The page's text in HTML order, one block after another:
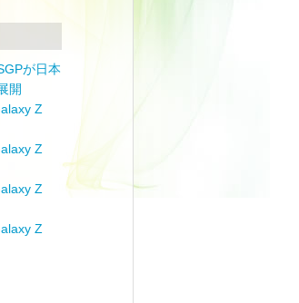
が日本
開
Z
Z
Z
Z